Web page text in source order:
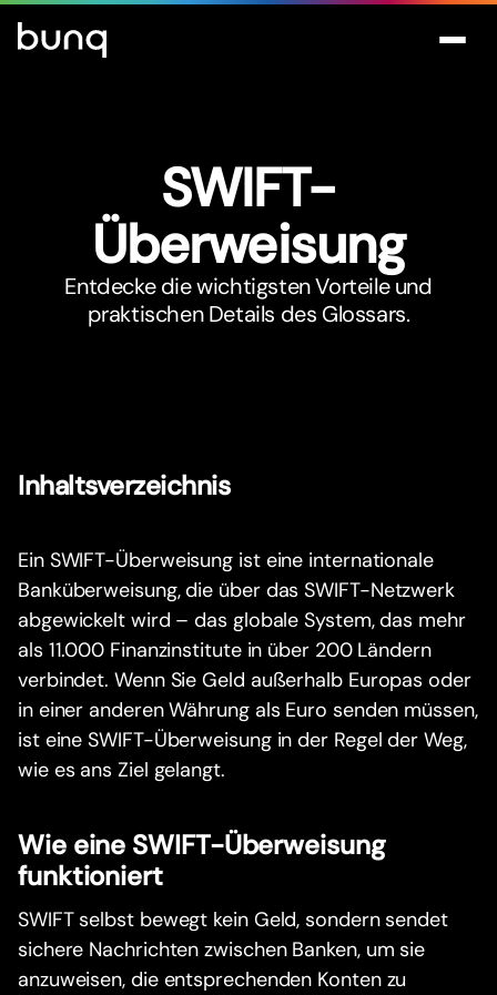
SWIFT-
Überweisung
Entdecke die wichtigsten Vorteile und
praktischen Details des Glossars.
Inhaltsverzeichnis
Ein SWIFT-Überweisung ist eine internationale
Banküberweisung, die über das SWIFT-Netzwerk
abgewickelt wird – das globale System, das mehr
als 11.000 Finanzinstitute in über 200 Ländern
verbindet. Wenn Sie Geld außerhalb Europas oder
in einer anderen Währung als Euro senden müssen,
ist eine SWIFT-Überweisung in der Regel der Weg,
wie es ans Ziel gelangt.
Wie eine SWIFT-Überweisung
funktioniert
SWIFT selbst bewegt kein Geld, sondern sendet
sichere Nachrichten zwischen Banken, um sie
anzuweisen, die entsprechenden Konten zu